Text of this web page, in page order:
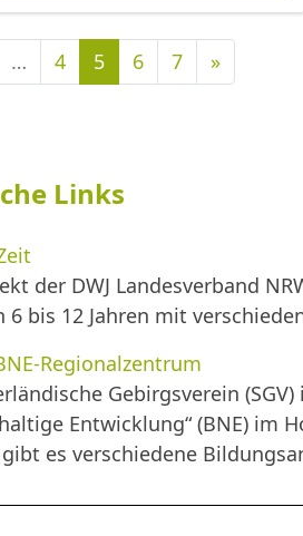
Links
der DWJ Landesverband
6 bis 12 Jahren mit
Regionalzentrum
Gebirgsverein
Entwicklung“ (BNE) im
es verschiedene
… 4 5 6 7 »Nächste